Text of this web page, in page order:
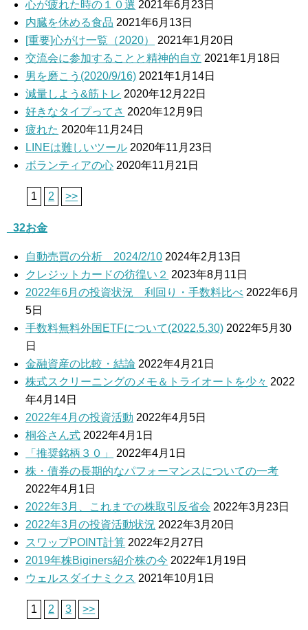
心が疲れた時の１０選 2021年6月23日
内臓を休める食品 2021年6月13日
[重要]心がけ一覧（2020）
2021年1月20日
交流会に参加することと精神的自立 2021年1月18日
男を磨こう(2020/9/16) 2021年1月14日
減量しよう&筋トレ 2020年12月22日
好きなタイプってさ 2020年12月9日
疲れた 2020年11月24日
LINEは難しいツール 2020年11月23日
ボランティアの心 2020年11月21日
1 2 >>
_32お金
自動売買の分析 2024/2/10 2024年2月13日
クレジットカードの彷徨い２ 2023年8月11日
2022年6月の投資状況 利回り・手数料比べ 2022年6月
5日
手数料無料外国ETFについて(2022.5.30) 2022年5月30
日
金融資産の比較・結論 2022年4月21日
株式スクリーニングのメモ＆トライオートを少々 2022
年4月14日
2022年4月の投資活動 2022年4月5日
桐谷さん式 2022年4月1日
「推奨銘柄３０」
2022年4月1日
株・債券の長期的なパフォーマンスについての一考
2022年4月1日
2022年3月、これまでの株取引反省会 2022年3月23日
2022年3月の投資活動状況 2022年3月20日
スワップPOINT計算 2022年2月27日
2019年株Biginers紹介株の今 2022年1月19日
ウェルスダイナミクス 2021年10月1日
1 2 3 >>